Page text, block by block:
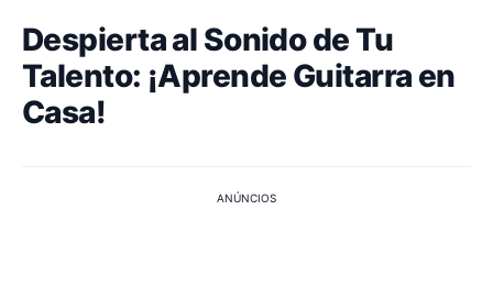
Despierta al Sonido de Tu
Talento: ¡Aprende Guitarra en
Casa!
ANÚNCIOS